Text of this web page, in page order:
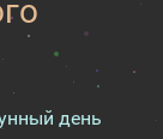
день